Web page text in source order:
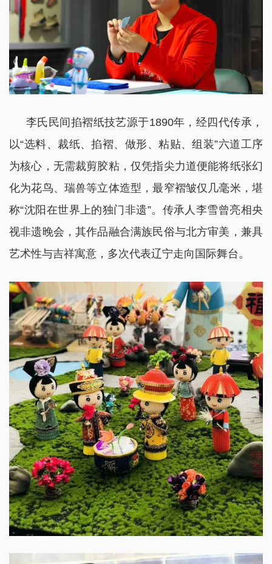
李氏民间掐褶纸技艺源于1890年，经四代传承，
以“选料、裁纸、掐褶、做形、粘贴、组装”六道工序
为核心，无需裁剪胶粘，仅凭指尖力道便能将纸张幻
化为花鸟、瑞兽等立体造型，最窄褶皱仅几毫米，堪
称“沈阳在世界上的独门非遗”。传承人李雪曾亮相央
视非遗晚会，其作品融合满族民俗与北方审美，兼具
艺术性与吉祥寓意，多次代表辽宁走向国际舞台。